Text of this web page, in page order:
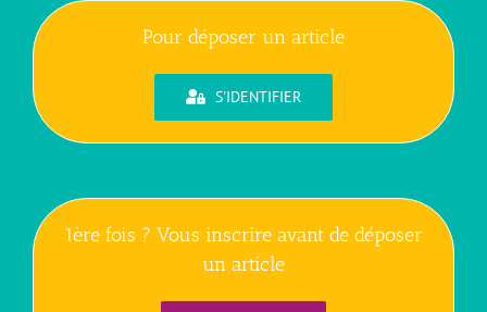
Pour déposer un article
S'IDENTIFIER
1ère fois ? Vous inscrire avant de déposer
un article